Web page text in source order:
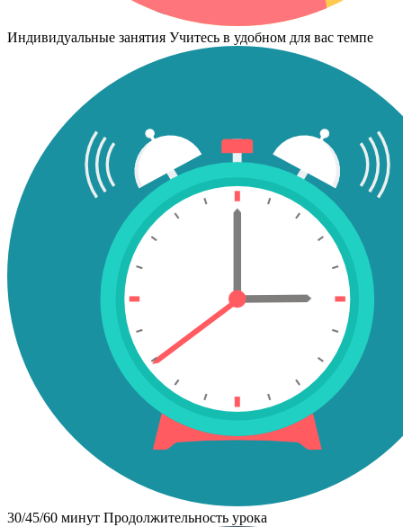
Индивидуальные занятия Учитесь в удобном для вас темпе
30/45/60 минут Продолжительность урока